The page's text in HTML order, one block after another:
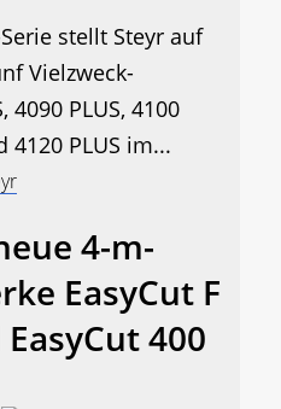
stellt Steyr auf
Vielzweck-
4090 PLUS, 4100
4120 PLUS im...
4-m-
EasyCut F
400